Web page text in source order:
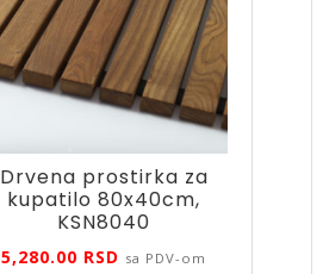
Drvena prostirka za
kupatilo 80x40cm,
KSN8040
5,280.00 RSD sa PDV-om